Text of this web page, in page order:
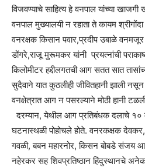
विजवण्याचे साहित्य हे वनपाल यांच्या
वनपाल मुख्यालयी न रहाता ते कायम
वनरक्षक किसान पवार,प्रदीप उबाळे
डोंगरे,राजू मुरूमकर यांनी प्रयत्नांची
किलोमीटर हद्दीलगतची आग सतत सात
सुदैवाने यात कुठलीही जीवितहानी झाली
वनक्षेत्रात आग न पसरल्याने मोठी हानी
दरम्यान, येथील आग प्रतिबंधक दलाचे १०
घटनास्थळी पोहोचले होते. वनरकक्षक
गवळी, बबन महारनोर, किसन बोबडे संजय
नहेरकर सह शिवप्रतिष्ठान हिंदुस्थानचे